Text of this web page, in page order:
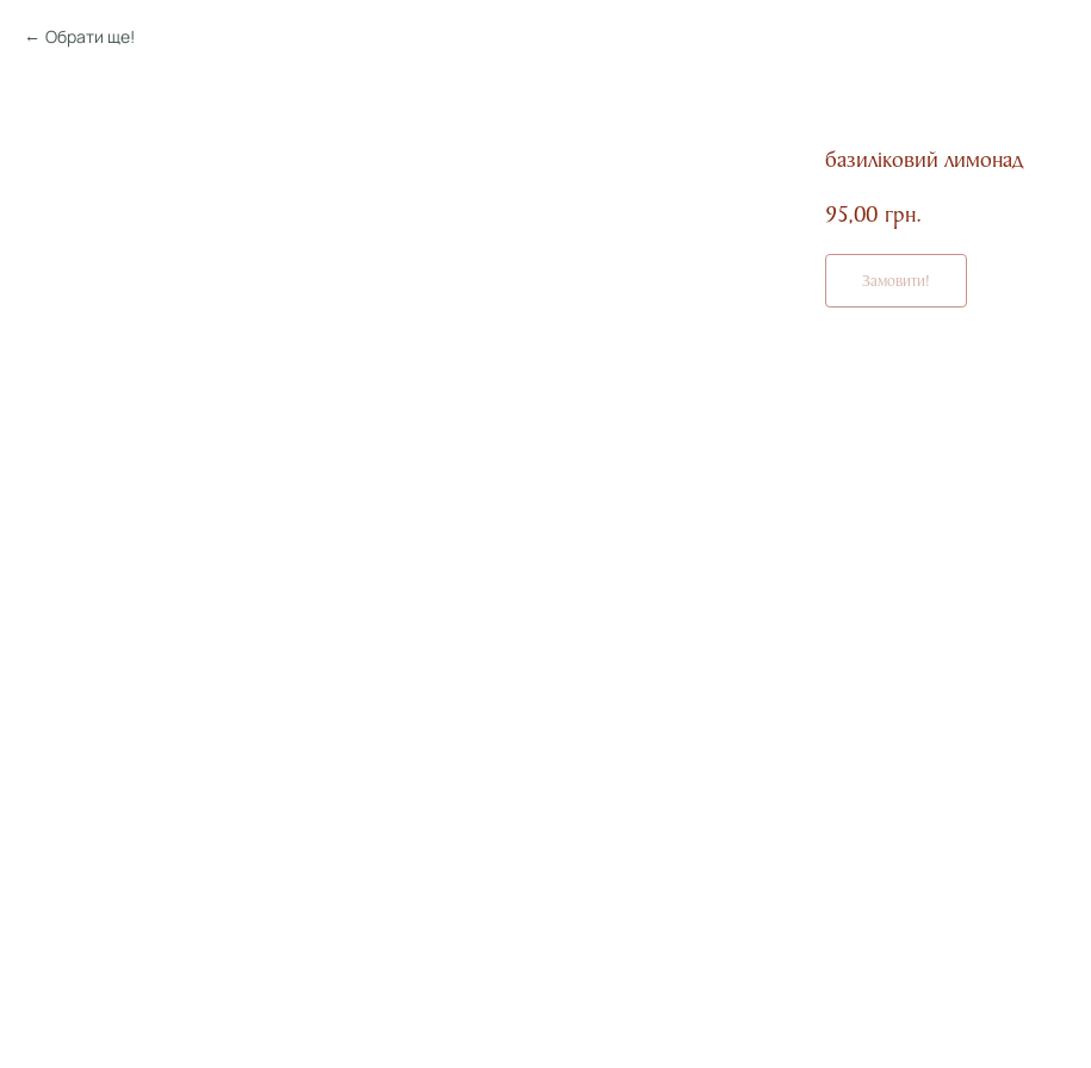
Обрати ще!
базиліковий лимонад
95,00 грн.
Замовити!